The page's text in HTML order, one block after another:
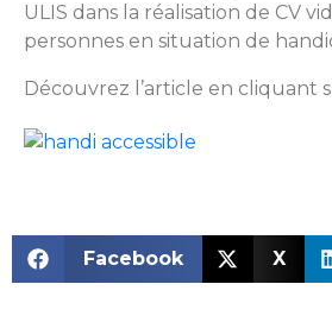
ULIS dans la réalisation de CV
personnes en situation de
Découvrez l’article en cliquant
Facebook X